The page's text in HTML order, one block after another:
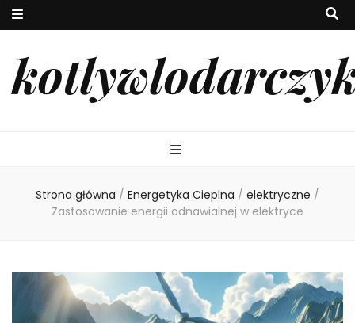
Strona główna / Energetyka Cieplna / elektryczne /
Zastosowanie energii odnawialnej w elektryce